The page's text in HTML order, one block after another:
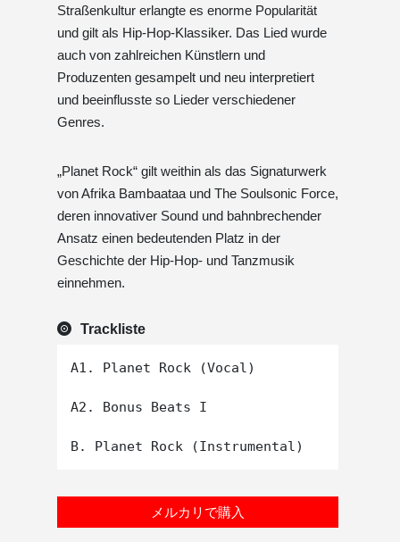
Straßenkultur erlangte es enorme Popularität
und gilt als Hip-Hop-Klassiker. Das Lied wurde
auch von zahlreichen Künstlern und
Produzenten gesampelt und neu interpretiert
und beeinflusste so Lieder verschiedener
Genres.
„Planet Rock“ gilt weithin als das Signaturwerk
von Afrika Bambaataa und The Soulsonic Force,
deren innovativer Sound und bahnbrechender
Ansatz einen bedeutenden Platz in der
Geschichte der Hip-Hop- und Tanzmusik
einnehmen.
Trackliste
A1. Planet Rock (Vocal)
A2. Bonus Beats I
メルカリで購入